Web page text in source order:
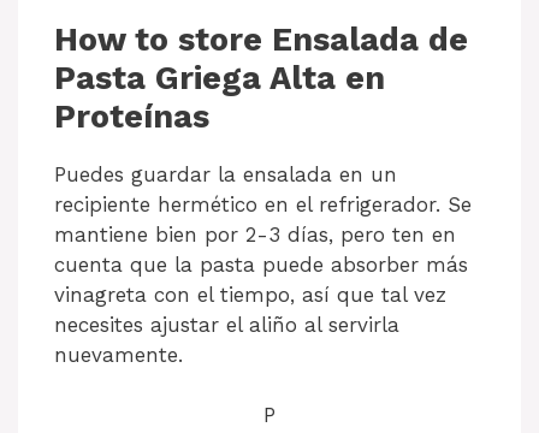
How to store Ensalada de
Pasta Griega Alta en
Proteínas
Puedes guardar la ensalada en un
recipiente hermético en el refrigerador. Se
mantiene bien por 2-3 días, pero ten en
cuenta que la pasta puede absorber más
vinagreta con el tiempo, así que tal vez
necesites ajustar el aliño al servirla
nuevamente.
P